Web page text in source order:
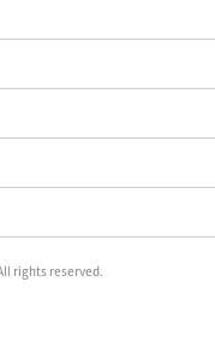
rights reserved.